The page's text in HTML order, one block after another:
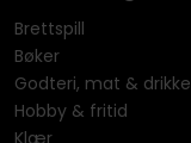
Brettspill
Bøker
Godteri, mat & drikke
Hobby & fritid